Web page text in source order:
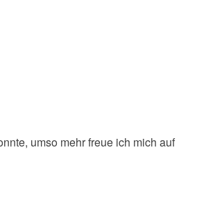
umso mehr freue ich mich auf